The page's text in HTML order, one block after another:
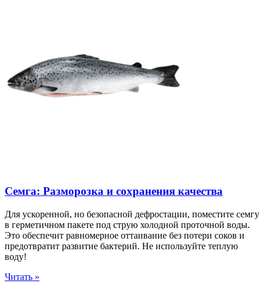
Семга: Разморозка и сохранения качества
Для ускоренной, но безопасной дефростации, поместите семгу
в герметичном пакете под струю холодной проточной воды.
Это обеспечит равномерное оттаивание без потери соков и
предотвратит развитие бактерий. Не используйте теплую
воду!
Читать »